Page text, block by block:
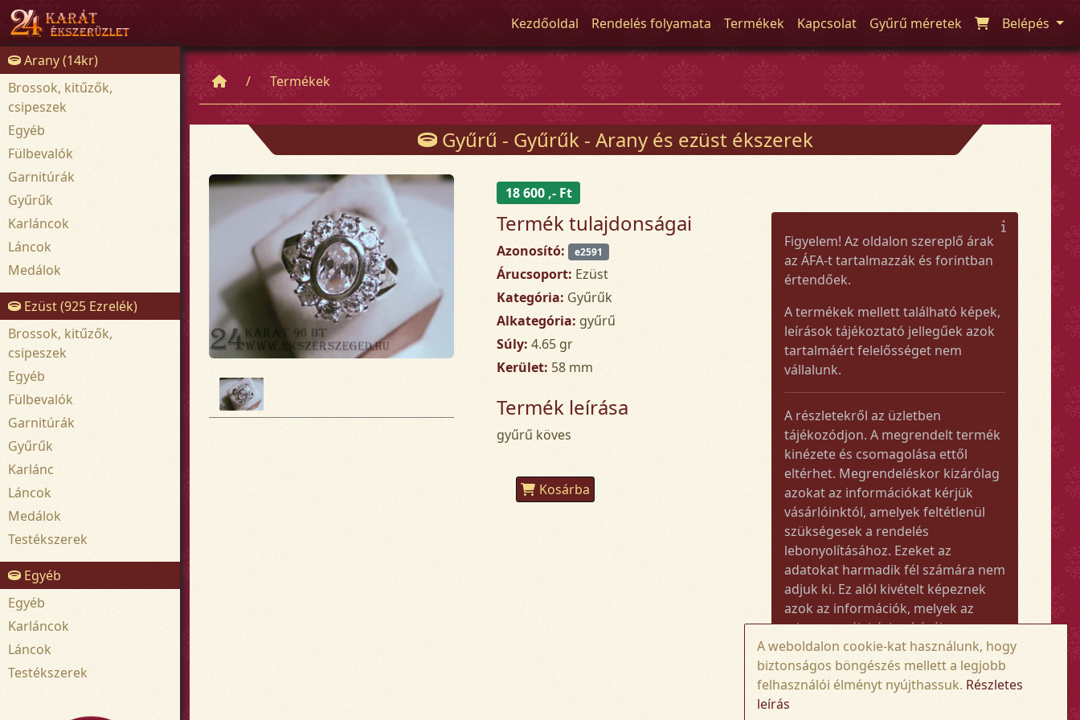
Kezdőoldal Rendelés folyamata Termékek Kapcsolat Gyűrű méretek Belépés
Arany (14kr)
Brossok, kitűzők,
csipeszek
Egyéb
Fülbevalók
Garnitúrák
Gyűrűk
Karláncok
Láncok
Medálok
Ezüst (925 Ezrelék)
Brossok, kitűzők,
csipeszek
Egyéb
Fülbevalók
Garnitúrák
Gyűrűk
Karlánc
Láncok
Medálok
Testékszerek
Egyéb
Egyéb
Karláncok
Láncok
Testékszerek
Termékek
Gyűrű - Gyűrűk - Arany és ezüst ékszerek
18 600 ,- Ft
Termék tulajdonságai
Azonosító: e2591
Árucsoport: Ezüst
Kategória: Gyűrűk
Alkategória: gyűrű
Súly: 4.65 gr
Kerület: 58 mm
Termék leírása
gyűrű köves
Kosárba
Figyelem! Az oldalon szereplő árak
az ÁFA-t tartalmazzák és forintban
értendőek.
A termékek mellett található képek,
leírások tájékoztató jellegűek azok
tartalmáért felelősséget nem
vállalunk.
A részletekről az üzletben
tájékozódjon. A megrendelt termék
kinézete és csomagolása ettől
eltérhet. Megrendeléskor kizárólag
azokat az információkat kérjük
vásárlóinktól, amelyek feltétlenül
szükségesek a rendelés
lebonyolításához. Ezeket az
adatokat harmadik fél számára nem
adjuk ki. Ez alól kivételt képeznek
azok az információk, melyek az
adott termék kézbesítéséhez vagy
kiszállításához szükségesek.
Amennyiben a megrendelt termék
összege meghaladja az 50.000 Ft-ot,
A weboldalon cookie-kat használunk, hogy
biztonságos böngészés mellett a legjobb
felhasználói élményt nyújthassuk. Részletes
leírás